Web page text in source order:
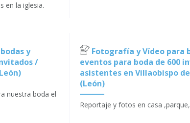
en la iglesia.
y
/
nuestra boda el
Fotografía y Vídeo para
eventos para boda de 600
asistentes en Villaobispo
(León)
Reportaje y fotos en casa